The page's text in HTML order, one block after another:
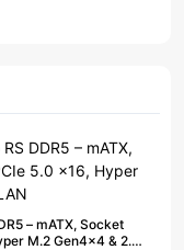
– mATX, Socket
M.2 Gen4×4 & 2.5G